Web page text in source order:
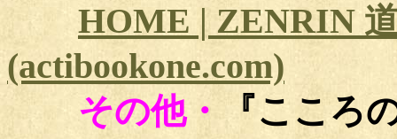
HOME | ZENRIN
(actibookone.com)
その他・『こころ